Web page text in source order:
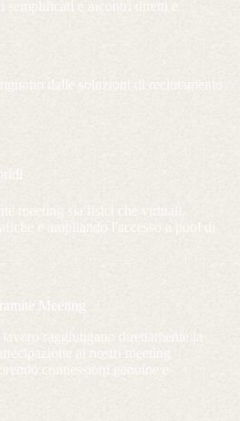
semplificati e incontri diretti e
dalle soluzioni di reclutamento
meeting sia fisici che virtuali,
e ampliando l'accesso a pool di
Meeting
raggiungano direttamente la
ai nostri meeting
connessioni genuine e